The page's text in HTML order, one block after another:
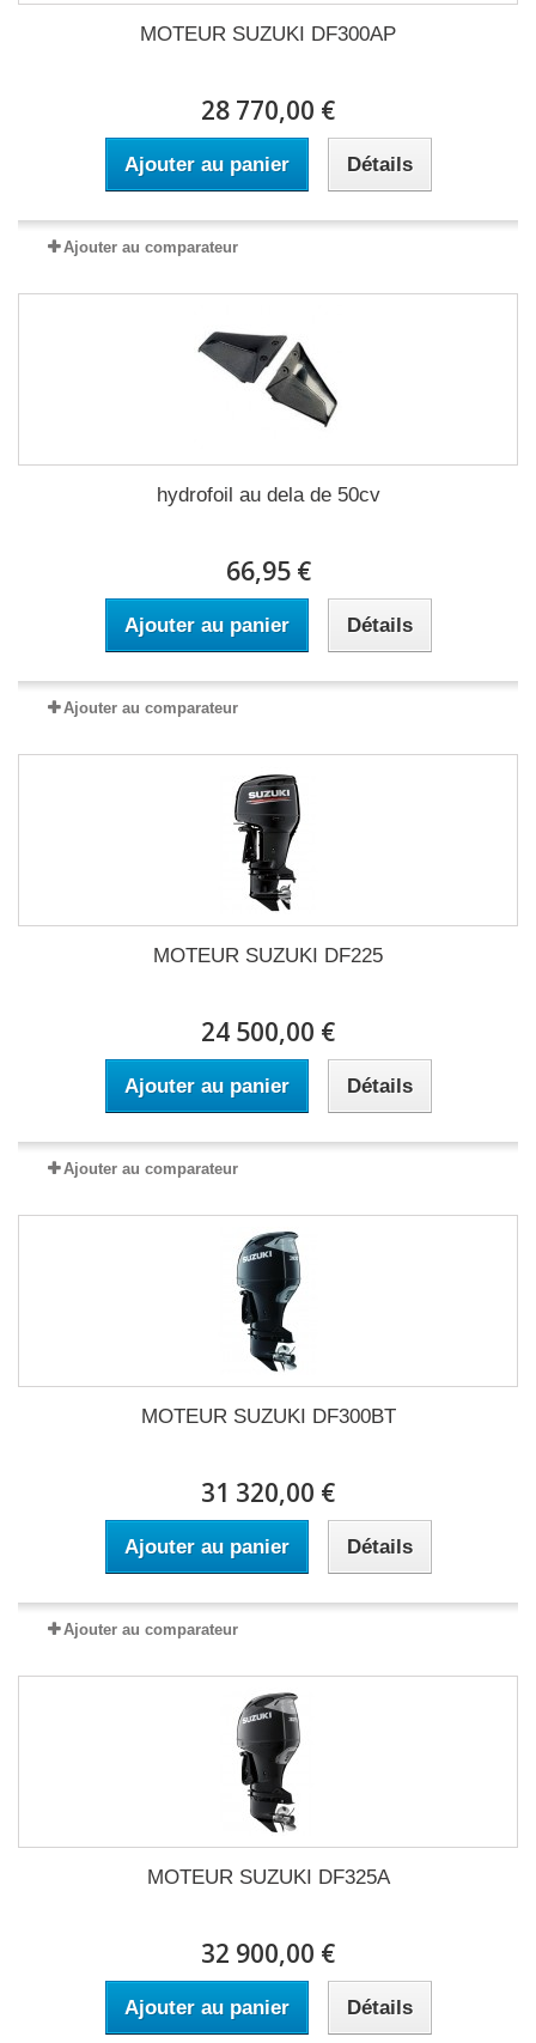
MOTEUR SUZUKI DF300AP
28 770,00 €
Ajouter au panier Détails
Ajouter au comparateur
hydrofoil au dela de 50cv
66,95 €
Ajouter au panier Détails
Ajouter au comparateur
MOTEUR SUZUKI DF225
24 500,00 €
Ajouter au panier Détails
Ajouter au comparateur
MOTEUR SUZUKI DF300BT
31 320,00 €
Ajouter au panier Détails
Ajouter au comparateur
MOTEUR SUZUKI DF325A
32 900,00 €
Ajouter au panier Détails